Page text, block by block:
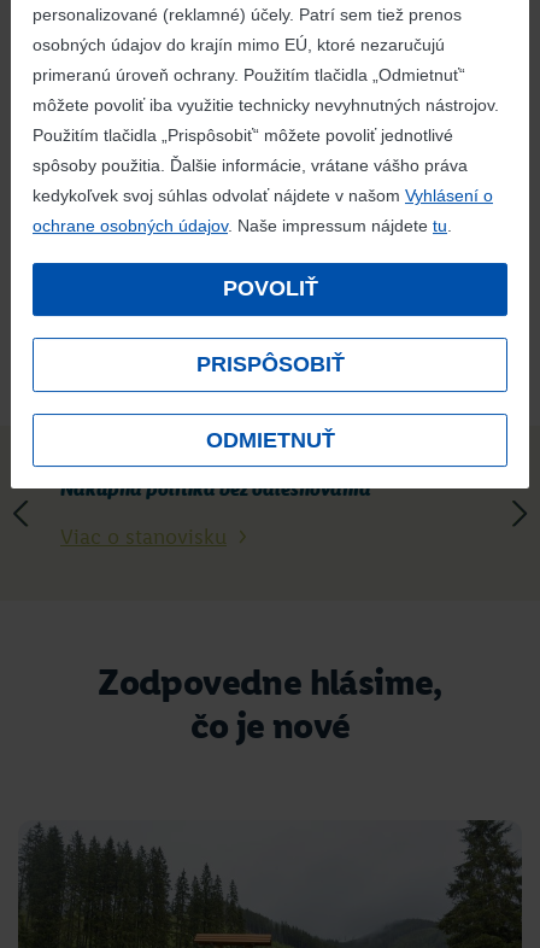
personalizované (reklamné) účely. Patrí sem tiež prenos
osobných údajov do krajín mimo EÚ, ktoré nezaručujú
primeranú úroveň ochrany. Použitím tlačidla „Odmietnuť“
môžete povoliť iba využitie technicky nevyhnutných nástrojov.
Použitím tlačidla „Prispôsobiť“ môžete povoliť jednotlivé
spôsoby použitia. Ďalšie informácie, vrátane vášho práva
kedykoľvek svoj súhlas odvolať nájdete v našom Vyhlásení o
ochrane osobných údajov. Naše impressum nájdete tu
POVOLIŤ
PRISPÔSOBIŤ
ODMIETNUŤ
Zachovanie biodiverzity
Sme si vedomí, ako veľmi
je dôležitá biodiverzita a keďže ju
ako poskytovateľ potravín ovplyvňujeme, k jej
Nákupná politika bez odlesňovania
Viac o stanovisku
Zodpovedne hlásime,
čo je nové